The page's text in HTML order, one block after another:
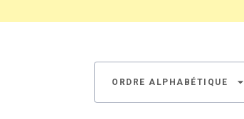
ORDRE ALPHABÉTIQUE arrow_drop_down